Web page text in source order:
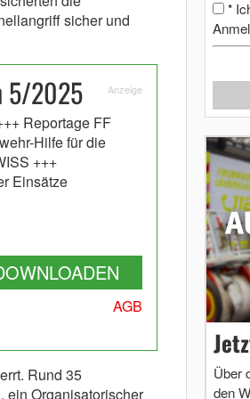
sicher und
5/2025 Anzeige
Reportage FF
Hilfe für die
+++
Einsätze
AGB
Rund 35
ein Organisatorischer
*
Über
den